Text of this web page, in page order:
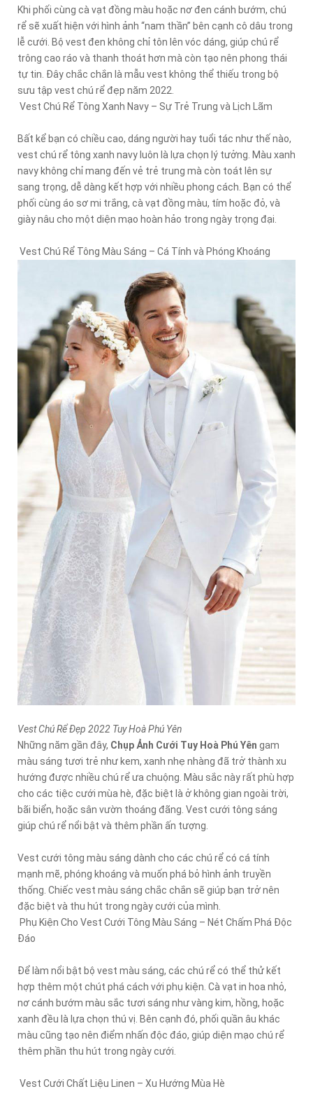
Khi phối cùng cà vạt đồng màu hoặc nơ đen cánh bướm, chú
rể sẽ xuất hiện với hình ảnh “nam thần” bên cạnh cô dâu trong
lễ cưới. Bộ vest đen không chỉ tôn lên vóc dáng, giúp chú rể
trông cao ráo và thanh thoát hơn mà còn tạo nên phong thái
tự tin. Đây chắc chắn là mẫu vest không thể thiếu trong bộ
sưu tập vest chú rể đẹp năm 2022.
Vest Chú Rể Tông Xanh Navy – Sự Trẻ Trung và Lịch Lãm
Bất kể bạn có chiều cao, dáng người hay tuổi tác như thế nào,
vest chú rể tông xanh navy luôn là lựa chọn lý tưởng. Màu xanh
navy không chỉ mang đến vẻ trẻ trung mà còn toát lên sự
sang trọng, dễ dàng kết hợp với nhiều phong cách. Bạn có thể
phối cùng áo sơ mi trắng, cà vạt đồng màu, tím hoặc đỏ, và
giày nâu cho một diện mạo hoàn hảo trong ngày trọng đại.
Vest Chú Rể Tông Màu Sáng – Cá Tính và Phóng Khoáng
Vest Chú Rể Đẹp 2022 Tuy Hoà Phú Yên
Những năm gần đây, Chụp Ảnh Cưới Tuy Hoà Phú Yên gam
màu sáng tươi trẻ như kem, xanh nhẹ nhàng đã trở thành xu
hướng được nhiều chú rể ưa chuộng. Màu sắc này rất phù hợp
cho các tiệc cưới mùa hè, đặc biệt là ở không gian ngoài trời,
bãi biển, hoặc sân vườn thoáng đãng. Vest cưới tông sáng
giúp chú rể nổi bật và thêm phần ấn tượng.
Vest cưới tông màu sáng dành cho các chú rể có cá tính
mạnh mẽ, phóng khoáng và muốn phá bỏ hình ảnh truyền
thống. Chiếc vest màu sáng chắc chắn sẽ giúp bạn trở nên
đặc biệt và thu hút trong ngày cưới của mình.
Phụ Kiện Cho Vest Cưới Tông Màu Sáng – Nét Chấm Phá Độc
Đáo
Để làm nổi bật bộ vest màu sáng, các chú rể có thể thử kết
hợp thêm một chút phá cách với phụ kiện. Cà vạt in hoa nhỏ,
nơ cánh bướm màu sắc tươi sáng như vàng kim, hồng, hoặc
xanh đều là lựa chọn thú vị. Bên cạnh đó, phối quần âu khác
màu cũng tạo nên điểm nhấn độc đáo, giúp diện mạo chú rể
thêm phần thu hút trong ngày cưới.
Vest Cưới Chất Liệu Linen – Xu Hướng Mùa Hè